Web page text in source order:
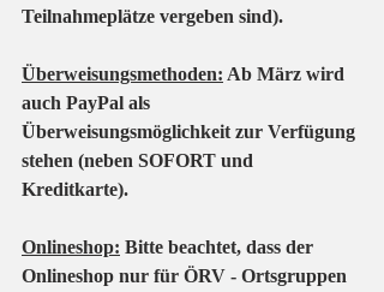
Teilnahmeplätze vergeben sind).
Überweisungsmethoden: Ab März wird
auch PayPal als
Überweisungsmöglichkeit zur Verfügung
stehen (neben SOFORT und
Kreditkarte).
Onlineshop: Bitte beachtet, dass der
Onlineshop nur für ÖRV - Ortsgruppen